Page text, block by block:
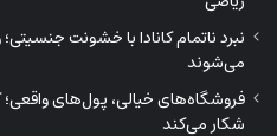
ON L4C 9S6